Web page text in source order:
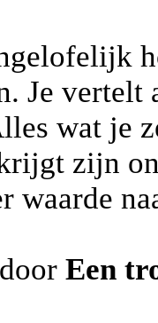
Je vertelt
wat je
zijn
waarde
Een